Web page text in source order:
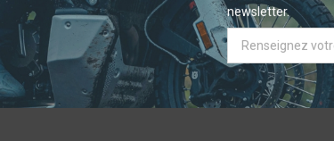
newsletter.